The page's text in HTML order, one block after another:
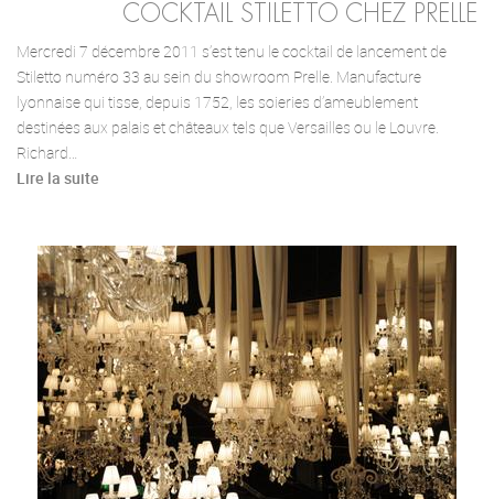
COCKTAIL STILETTO CHEZ PRELLE
Mercredi 7 décembre 2011 s’est tenu le cocktail de lancement de
Stiletto numéro 33 au sein du showroom Prelle. Manufacture
lyonnaise qui tisse, depuis 1752, les soieries d’ameublement
destinées aux palais et châteaux tels que Versailles ou le Louvre.
Richard…
Lire la suite